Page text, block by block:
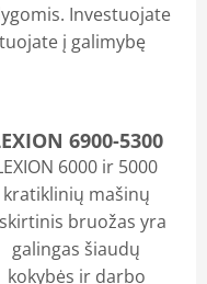
Investuojate
į galimybę
6900-5300
6000 ir 5000
kratiklinių mašinų
bruožas yra
galingas šiaudų
kokybės ir darbo